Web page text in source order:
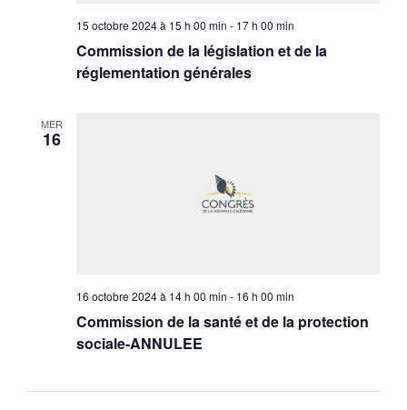
Commission de la législation et de la
réglementation générales
15 octobre 2024 à 15 h 00 min - 17 h 00 min
MER
16
Commission de la santé et de la protection
sociale-ANNULEE
16 octobre 2024 à 14 h 00 min - 16 h 00 min